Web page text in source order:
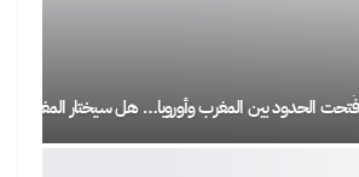
المغرب وأوروبا… هل سيختار المغاربة…